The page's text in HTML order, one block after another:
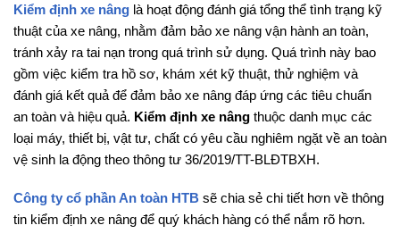
Kiểm định xe nâng là hoạt động đánh giá tổng thể tình trạng kỹ
thuật của xe nâng, nhằm đảm bảo xe nâng vận hành an toàn,
tránh xảy ra tai nạn trong quá trình sử dụng. Quá trình này bao
gồm việc kiểm tra hồ sơ, khám xét kỹ thuật, thử nghiệm và
đánh giá kết quả để đảm bảo xe nâng đáp ứng các tiêu chuẩn
an toàn và hiệu quả. Kiểm định xe nâng thuộc danh mục các
loại máy, thiết bị, vật tư, chất có yêu cầu nghiêm ngặt về an toàn
vệ sinh la động theo thông tư 36/2019/TT-BLĐTBXH.
Công ty cổ phần An toàn HTB sẽ chia sẻ chi tiết hơn về thông
tin kiểm định xe nâng để quý khách hàng có thể nắm rõ hơn.